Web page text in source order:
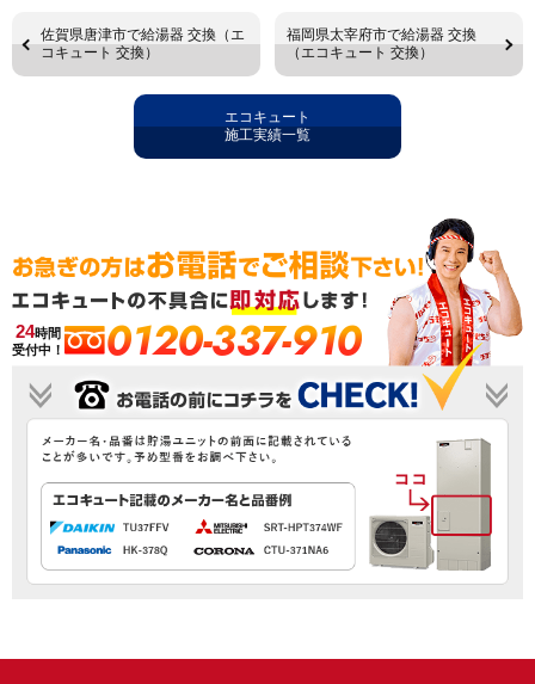
佐賀県唐津市で給湯器 交換（エ
コキュート 交換）
福岡県太宰府市で給湯器 交換
（エコキュート 交換）
エコキュート
施工実績一覧
24時間
受付中！
0120-337-910